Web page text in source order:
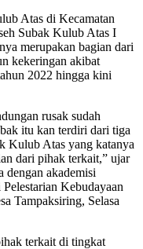
Atas di Kecamatan
Subak Kulub Atas I
merupakan bagian dari
kekeringan akibat
2022 hingga kini
rusak sudah
itu kan terdiri dari tiga
Kulub Atas yang katanya
dari pihak terkait,” ujar
dengan akademisi
Kebudayaan
Tampaksiring, Selasa
terkait di tingkat